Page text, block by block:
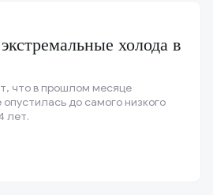
холода в
что в прошлом месяце
до самого низкого
лет.